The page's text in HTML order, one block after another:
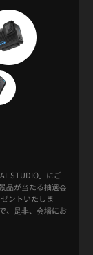
STUDIO」にご
品が当たる抽選会
ントいたしま
、是非、会場にお